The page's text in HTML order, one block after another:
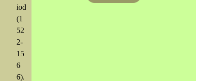
iod
(1
52
2-
15
6
6).